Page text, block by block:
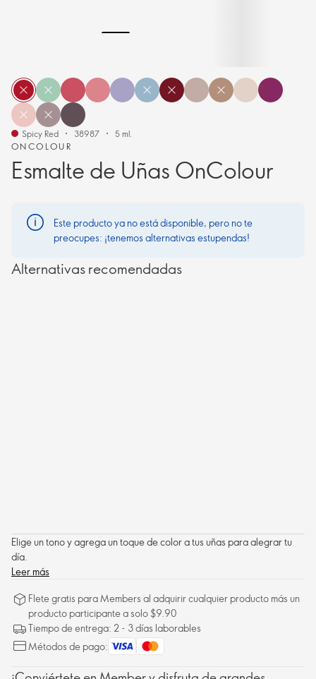
ONCOLOUR
Esmalte de Uñas OnColour
Spicy Red 38987 5 ml.
Este producto ya no está disponible, pero no te
preocupes: ¡tenemos alternativas estupendas!
Alternativas recomendadas
Elige un tono y agrega un toque de color a tus uñas para alegrar tu
día.
Leer más
Flete gratis para Members al adquirir cualquier producto más un
producto participante a solo $9.90
Tiempo de entrega: 2 - 3 días laborables
Métodos de pago: